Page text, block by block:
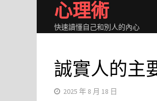
content
心理術
快速讀懂自己和別人的內心
誠實人的主
2025 年 8 月 18 日